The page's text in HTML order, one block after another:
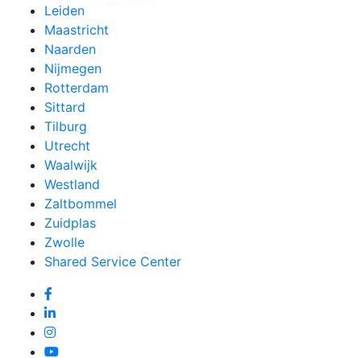
Leiden
Maastricht
Naarden
Nijmegen
Rotterdam
Sittard
Tilburg
Utrecht
Waalwijk
Westland
Zaltbommel
Zuidplas
Zwolle
Shared Service Center